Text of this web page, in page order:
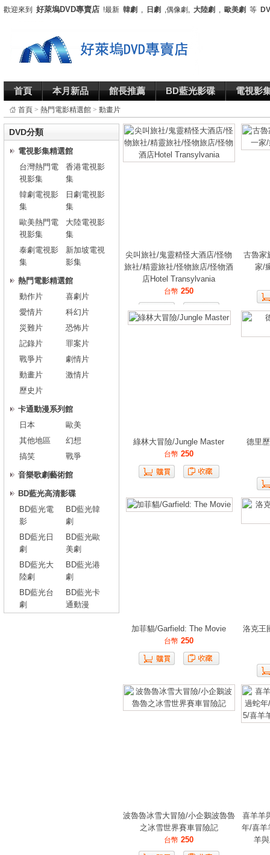
歡迎來到 好萊塢DVD專賣店 !最新 韓劇 , 日劇 ,偶像劇, 大陸劇 , 歐美劇 等
首頁 本月新品 館長推薦 BD藍光影碟 電視影
首頁 > 熱門電影精選館 > 動畫片
尖叫旅社/鬼靈精怪大酒店/怪物
旅社/精靈旅社/怪物旅店/怪物酒
店Hotel Transylvania
台幣 250
古魯家
家/
綠林大冒險/Jungle Master
台幣 250
德里
加菲貓/Garfield: The Movie
台幣 250
洛克王
波魯魯冰雪大冒險/小企鵝波魯魯
之冰雪世界賽車冒險記
台幣 250
喜羊羊
年/喜羊
羊
DVD分類
電視影集精選館
台灣熱門電
視影集
香港電視影
集
韓劇電視影
集
日劇電視影
集
歐美熱門電
視影集
大陸電視影
集
泰劇電視影
集
新加坡電視
影集
熱門電影精選館
動作片
喜劇片
愛情片
科幻片
災難片
恐怖片
記錄片
罪案片
戰爭片
劇情片
動畫片
激情片
歷史片
卡通動漫系列館
日本
歐美
其他地區
幻想
搞笑
戰爭
音樂歌劇藝術館
BD藍光高清影碟
BD藍光電
影
BD藍光韓
劇
BD藍光日
劇
BD藍光歐
美劇
BD藍光大
陸劇
BD藍光港
劇
BD藍光台
劇
BD藍光卡
通動漫